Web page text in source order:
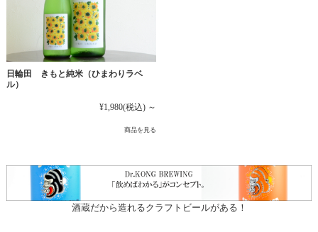
日輪田 きもと純米（ひまわりラベ
ル）
¥1,980(税込) ～
商品を見る
酒蔵だから造れるクラフトビールがある！